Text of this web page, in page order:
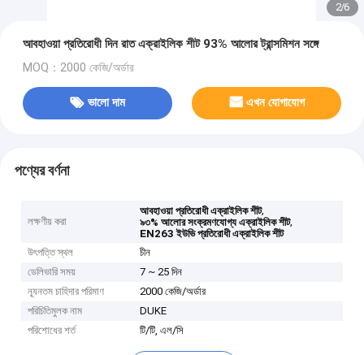
3/6
আবহাওয়া প্রতিরোধী দিন রাত এক্রাইলিক শীট 93% আলোর ট্রান্সমিশন সঙ্গে
MOQ：2000 কেজি/অর্ডার
ভালো দাম এখন যোগাযোগ
পণ্যের বর্ণনা
লক্ষণীয় করা
আবহাওয়া প্রতিরোধী এক্রাইলিক শীট,
৯৩% আলোর সংক্রমণযোগ্য এক্রাইলিক শীট,
EN263 ইউভি প্রতিরোধী এক্রাইলিক শীট
উৎপত্তি স্থল
চীন
ডেলিভারি সময়
7 ~ 25 দিন
ন্যূনতম চাহিদার পরিমাণ
2000 কেজি/অর্ডার
পরিচিতিমুলক নাম
DUKE
পরিশোধের শর্ত
টি/টি, এল/সি